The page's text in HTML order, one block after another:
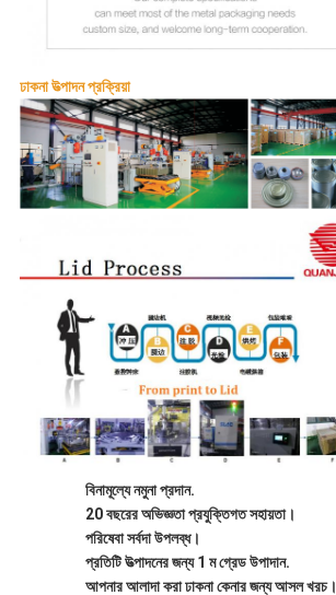
ঢাকনা উত্পাদন প্রক্রিয়া
বিনামূল্যে নমুনা প্রদান.
20 বছরের অভিজ্ঞতা প্রযুক্তিগত সহায়তা।
পরিষেবা সর্বদা উপলব্ধ।
প্রতিটি উত্পাদনের জন্য 1 ম গ্রেড উপাদান.
আপনার আলাদা করা ঢাকনা কেনার জন্য আসল খরচ।